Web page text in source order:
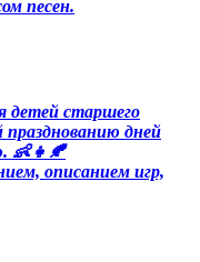
песен.
детей старшего
празднованию дней
👶👧🍂
описанием игр,